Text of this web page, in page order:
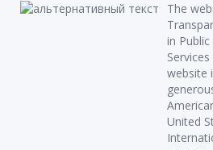
The
in
website
United